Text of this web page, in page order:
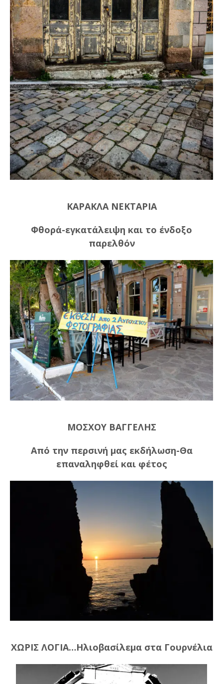
ΚΑΡΑΚΛΑ ΝΕΚΤΑΡΙΑ
Φθορά-εγκατάλειψη και το ένδοξο
παρελθόν
ΜΟΣΧΟΥ ΒΑΓΓΕΛΗΣ
Από την περσινή μας εκδήλωση-Θα
επαναληφθεί και φέτος
ΧΩΡΙΣ ΛΟΓΙΑ…Ηλιοβασίλεμα στα Γουρνέλια